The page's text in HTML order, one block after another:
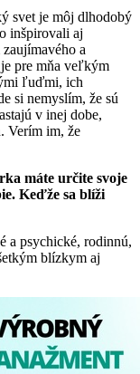
svet je môj dlhodobý
inšpirovali aj
a
pre mňa veľkým
ľuďmi, ich
si nemyslím, že sú
v inej dobe,
Verím im, že
máte určite svoje
Keďže sa blíži
a psychické, rodinnú,
blízkym aj